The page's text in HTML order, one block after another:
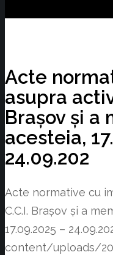
Acte
asupra
Brașov și a
acesteia,
24.09.202
Acte normative cu
C.C.I. Brașov și a
17.09.2025 –
content/uploads/